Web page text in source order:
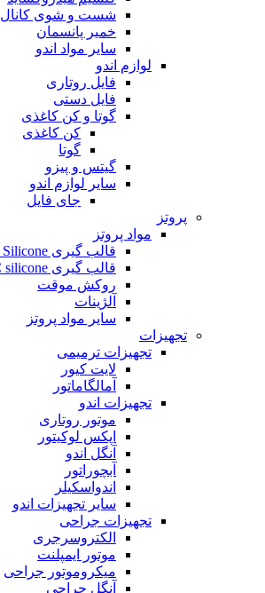
شست و شوی کانال
خمیر پانسمان
سایر مواد اندو
لوازم اندو
فایل روتاری
فایل دستی
گوتا و کن کاغذی
کن کاغذی
گوتا
گیتس و پیزو
سایر لوازم اندو
جای فایل
پروتز
مواد پروتز
قالب گیری A Silicone (افزایشی)
قالب گیری C silicone (تراکمی)
روکش موقت
آلژینات
سایر مواد پروتز
تجهیزات
تجهیزات ترمیمی
لایت کیور
آمالگاماتور
تجهیزات اندو
موتور روتاری
اپکس لوکیتور
آنگل اندو
آبچوراتور
اندواسکیلر
سایر تجهیزات اندو
تجهیزات جراحی
الکتروسرجری
موتور ایمپلنت
میکروموتور جراحی
آنگل جراحی